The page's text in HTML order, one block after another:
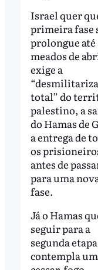
Israel quer
primeira fase
prolongue até
meados de
exige a
total” do
palestino, a
do Hamas de
a entrega de
os
antes de
para uma
fase.
Já o Hamas
seguir para a
segunda
contempla um